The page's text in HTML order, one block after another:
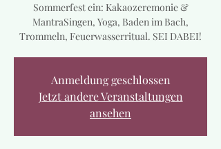
Sommerfest ein: Kakaozeremonie &
MantraSingen, Yoga, Baden im Bach,
Trommeln, Feuerwasserritual. SEI DABEI!
Anmeldung geschlossen
Jetzt andere Veranstaltungen
ansehen